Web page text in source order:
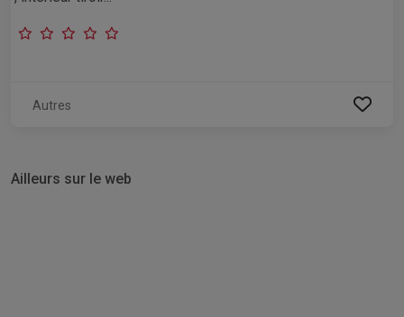
Autres
Ailleurs sur le web